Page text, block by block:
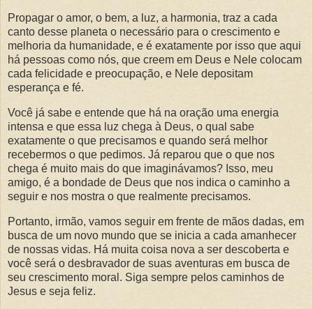
Propagar o amor, o bem, a luz, a harmonia, traz a cada
canto desse planeta o necessário para o crescimento e
melhoria da humanidade, e é exatamente por isso que aqui
há pessoas como nós, que creem em Deus e Nele colocam
cada felicidade e preocupação, e Nele depositam
esperança e fé.
Você já sabe e entende que há na oração uma energia
intensa e que essa luz chega à Deus, o qual sabe
exatamente o que precisamos e quando será melhor
recebermos o que pedimos. Já reparou que o que nos
chega é muito mais do que imaginávamos? Isso, meu
amigo, é a bondade de Deus que nos indica o caminho a
seguir e nos mostra o que realmente precisamos.
Portanto, irmão, vamos seguir em frente de mãos dadas, em
busca de um novo mundo que se inicia a cada amanhecer
de nossas vidas. Há muita coisa nova a ser descoberta e
você será o desbravador de suas aventuras em busca de
seu crescimento moral. Siga sempre pelos caminhos de
Jesus e seja feliz.